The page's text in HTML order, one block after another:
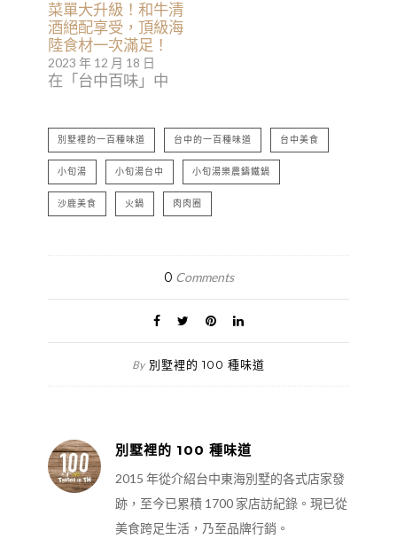
菜單大升級！和牛清
酒絕配享受，頂級海
陸食材一次滿足！
2023 年 12 月 18 日
在「台中百味」中
別墅裡的一百種味道 台中的一百種味道 台中美食
小旬湯 小旬湯台中 小旬湯樂農鑄鐵鍋
沙鹿美食 火鍋 肉肉圈
0 Comments
By 別墅裡的 100 種味道
別墅裡的 100 種味道
2015 年從介紹台中東海別墅的各式店家發
跡，至今已累積 1700 家店訪紀錄。現已從
美食跨足生活，乃至品牌行銷。